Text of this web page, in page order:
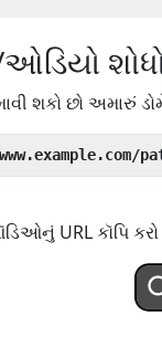
ઓડિયો
શકો છો અમારું
URL કૉપિ